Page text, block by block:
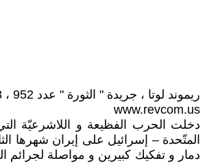
ريموند لوتا ، جريدة " الثورة " عدد 952 ، 13 أفريل 2026
www.revcom.us
دخلت الحرب الفظيعة و اللاشرعيّة التي
المتّحدة – إسرائيل على إيران شهرها
دمار و تفكيك كبيرين و مواصلة